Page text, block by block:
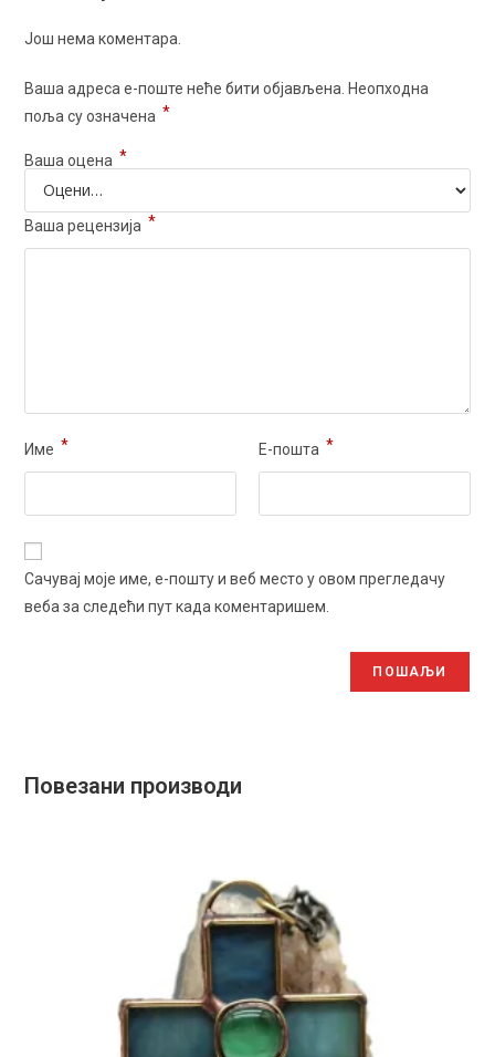
Још нема коментара.
Ваша адреса е-поште неће бити објављена. Неопходна
поља су означена *
Ваша оцена *
Ваша рецензија *
Име * Е-пошта *
Сачувај моје име, е-пошту и веб место у овом прегледачу
веба за следећи пут када коментаришем.
Повезани производи